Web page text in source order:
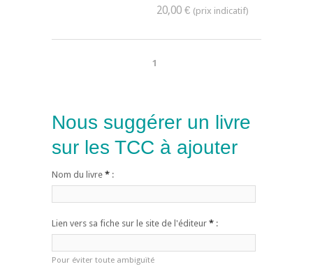
20,00 €
1
Nous suggérer un livre
sur les TCC à ajouter
Nom du livre * :
Lien vers sa fiche sur le site de l'éditeur * :
Pour éviter toute ambiguïté